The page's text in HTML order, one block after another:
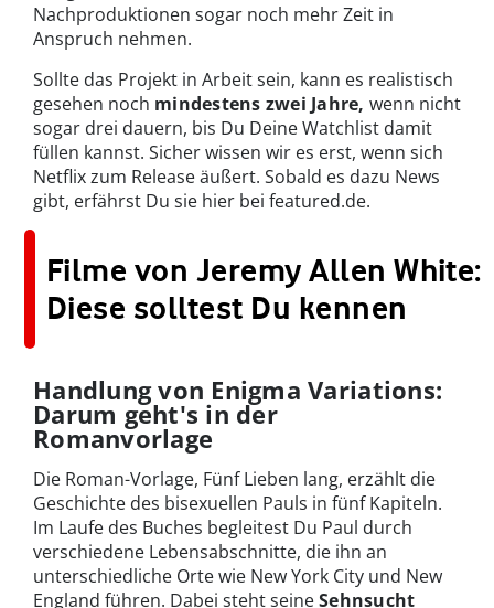
Nachproduktionen sogar noch mehr Zeit in
Anspruch nehmen.
Sollte das Projekt in Arbeit sein, kann es realistisch
gesehen noch mindestens zwei Jahre, wenn nicht
sogar drei dauern, bis Du Deine Watchlist damit
füllen kannst. Sicher wissen wir es erst, wenn sich
Netflix zum Release äußert. Sobald es dazu News
gibt, erfährst Du sie hier bei featured.de.
Filme von Jeremy Allen White:
Diese solltest Du kennen
Handlung von Enigma Variations:
Darum geht's in der
Romanvorlage
Die Roman-Vorlage, Fünf Lieben lang, erzählt die
Geschichte des bisexuellen Pauls in fünf Kapiteln.
Im Laufe des Buches begleitest Du Paul durch
verschiedene Lebensabschnitte, die ihn an
unterschiedliche Orte wie New York City und New
England führen. Dabei steht seineSehnsucht